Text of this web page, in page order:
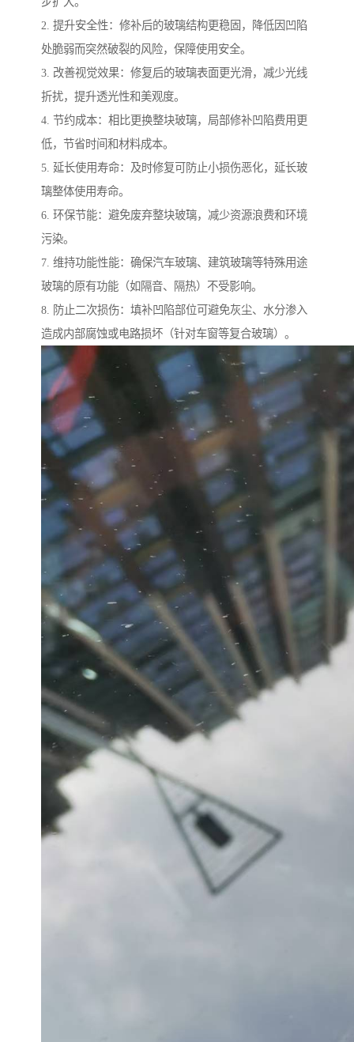
2. 提升安全性：修补后的玻璃结构更稳固，降低因凹陷
处脆弱而突然破裂的风险，保障使用安全。
3. 改善视觉效果：修复后的玻璃表面更光滑，减少光线
折扰，提升透光性和美观度。
4. 节约成本：相比更换整块玻璃，局部修补凹陷费用更
低，节省时间和材料成本。
5. 延长使用寿命：及时修复可防止小损伤恶化，延长玻
璃整体使用寿命。
6. 环保节能：避免废弃整块玻璃，减少资源浪费和环境
污染。
7. 维持功能性能：确保汽车玻璃、建筑玻璃等特殊用途
玻璃的原有功能（如隔音、隔热）不受影响。
8. 防止二次损伤：填补凹陷部位可避免灰尘、水分渗入
造成内部腐蚀或电路损坏（针对车窗等复合玻璃）。